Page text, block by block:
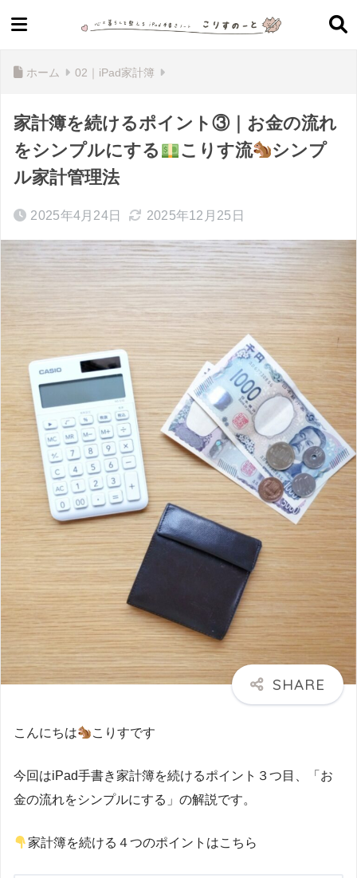
ホーム 02｜iPad家計簿
家計簿を続けるポイント③｜お金の流れ
をシンプルにする
こりす流
シンプ
ル家計管理法
2025年4月24日 2025年12月25日
こんにちは こりすです
今回はiPad手書き家計簿を続けるポイント３つ目、「お
金の流れをシンプルにする」の解説です。
家計簿を続ける４つのポイントはこちら